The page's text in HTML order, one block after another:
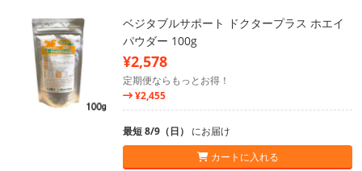
ベジタブルサポート ドクタープラス ホエイ
パウダー 100g
¥2,578
定期便ならもっとお得！
¥2,455
最短 8/9（日） にお届け
カートに入れる